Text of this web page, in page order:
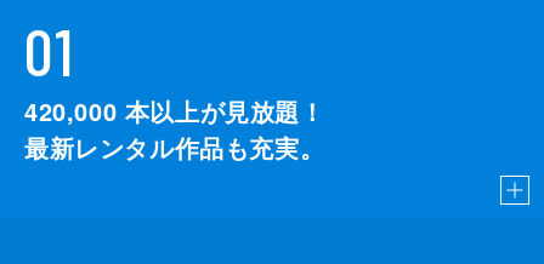
01
420,000 本以上が見放題！
最新レンタル作品も充実。